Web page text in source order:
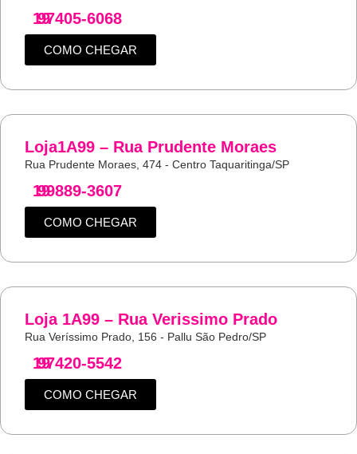
19
97405-6068
COMO CHEGAR
Loja1A99 – Rua Prudente Moraes
Rua Prudente Moraes, 474 - Centro Taquaritinga/SP
19
99889-3607
COMO CHEGAR
Loja 1A99 – Rua Verissimo Prado
Rua Veríssimo Prado, 156 - Pallu São Pedro/SP
19
97420-5542
COMO CHEGAR